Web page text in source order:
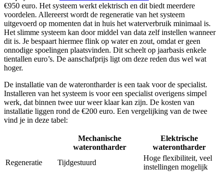
€950 euro. Het systeem werkt elektrisch en dit biedt meerdere
voordelen. Allereerst wordt de regeneratie van het systeem
uitgevoerd op momenten dat in huis het waterverbruik minimaal is.
Het slimme systeem kan door middel van data zelf instellen wanneer
dit is. Je bespaart hiermee flink op water en zout, omdat er geen
onnodige spoelingen plaatsvinden. Dit scheelt op jaarbasis enkele
tientallen euro’s. De aanschafprijs ligt om deze reden dus wel wat
hoger.
De installatie van de waterontharder is een taak voor de specialist.
Installeren van het systeem is voor een specialist overigens simpel
werk, dat binnen twee uur weer klaar kan zijn. De kosten van
installatie liggen rond de €200 euro. Een vergelijking van de twee
vind je in deze tabel:
Mechanische
waterontharder
Elektrische
waterontharder
Regeneratie
Tijdgestuurd
Hoge flexibiliteit, veel
instellingen mogelijk